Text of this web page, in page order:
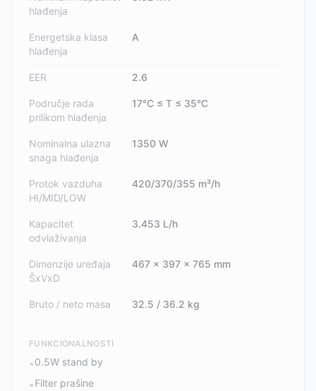
hlađenja
Energetska klasa
hlađenja
A
EER 2.6
Područje rada
prilikom hlađenja
17°C ≤ T ≤ 35°C
Nominalna ulazna
snaga hlađenja
1350 W
Protok vazduha
HI/MID/LOW
420/370/355 m³/h
Kapacitet
odvlaživanja
3.453 L/h
Dimenzije uređaja
ŠxVxD
467 x 397 x 765 mm
Bruto / neto masa 32.5 / 36.2 kg
FUNKCIONALNOSTI
•0.5W stand by
•Filter prašine